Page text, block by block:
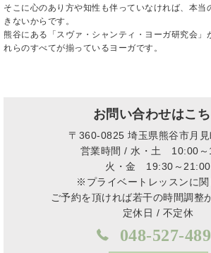
そこに心のあり方や知性も伴っていなければ、本当
きないからです。
熊谷にある「スヴァ・シャンティ・ヨーガ研究会」
れらのすべてが揃っているヨーガです。
お問い合わせはこ
〒360-0825 埼玉県熊谷市月
営業時間 / 水・土 10:00～
火・金 19:30～21:00
※プライベートレッスンに関
ご予約を頂ければ若干の時間調整
定休日 / 不定休
048-527-